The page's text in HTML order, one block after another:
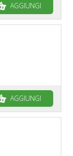
AGGIUNGI
AGGIUNGI